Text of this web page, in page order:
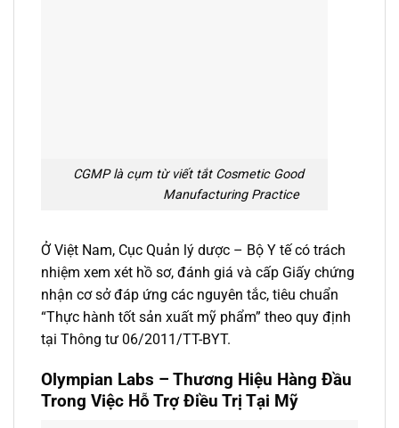
CGMP là cụm từ viết tắt Cosmetic Good
Manufacturing Practice
Ở Việt Nam, Cục Quản lý dược – Bộ Y tế có trách
nhiệm xem xét hồ sơ, đánh giá và cấp Giấy chứng
nhận cơ sở đáp ứng các nguyên tắc, tiêu chuẩn
“Thực hành tốt sản xuất mỹ phẩm” theo quy định
tại Thông tư 06/2011/TT-BYT.
Olympian Labs – Thương Hiệu Hàng Đầu
Trong Việc Hỗ Trợ Điều Trị Tại Mỹ